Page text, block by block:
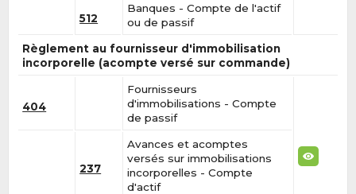
512
Banques - Compte de l'actif
ou de passif
Règlement au fournisseur d'immobilisation
incorporelle (acompte versé sur commande)
404
Fournisseurs
d'immobilisations - Compte
de passif
237
Avances et acomptes
versés sur immobilisations
incorporelles - Compte
d'actif